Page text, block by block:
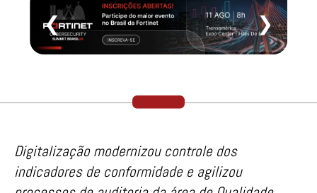
❮ ❯
Digitalização modernizou controle dos
indicadores de conformidade e agilizou